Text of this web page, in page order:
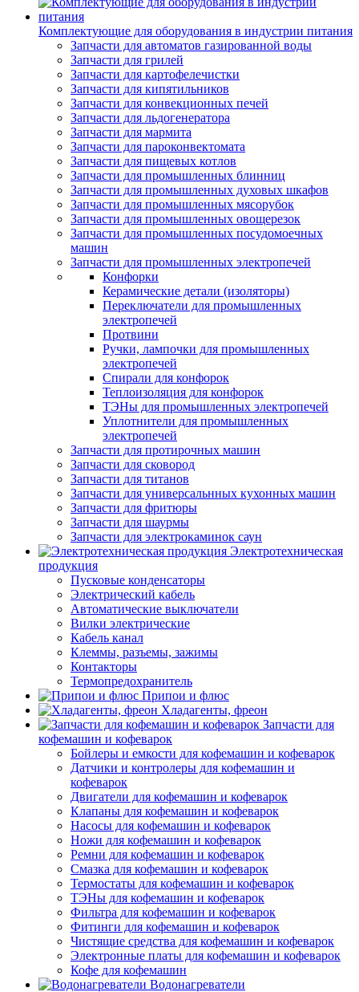
Комплектующие для оборудования в индустрии питания
Запчасти для автоматов газированной воды
Запчасти для грилей
Запчасти для картофелечистки
Запчасти для кипятильников
Запчасти для конвекционных печей
Запчасти для льдогенератора
Запчасти для мармита
Запчасти для пароконвектомата
Запчасти для пищевых котлов
Запчасти для промышленных блинниц
Запчасти для промышленных духовых шкафов
Запчасти для промышленных мясорубок
Запчасти для промышленных овощерезок
Запчасти для промышленных посудомоечных
машин
Запчасти для промышленных электропечей
Конфорки
Керамические детали (изоляторы)
Переключатели для промышленных
электропечей
Протвини
Ручки, лампочки для промышленных
электропечей
Спирали для конфорок
Теплоизоляция для конфорок
ТЭНы для промышленных электропечей
Уплотнители для промышленных
электропечей
Запчасти для протирочных машин
Запчасти для сковород
Запчасти для титанов
Запчасти для универсальнных кухонных машин
Запчасти для фритюры
Запчасти для шаурмы
Запчасти для электрокаминок саун
Электротехническая
продукция
Пусковые конденсаторы
Электрический кабель
Автоматические выключатели
Вилки электрические
Кабель канал
Клеммы, разъемы, зажимы
Контакторы
Термопредохранитель
Припои и флюс
Хладагенты, фреон
Запчасти для
кофемашин и кофеварок
Бойлеры и емкости для кофемашин и кофеварок
Датчики и контролеры для кофемашин и
кофеварок
Двигатели для кофемашин и кофеварок
Клапаны для кофемашин и кофеварок
Насосы для кофемашин и кофеварок
Ножи для кофемашин и кофеварок
Ремни для кофемашин и кофеварок
Смазка для кофемашин и кофеварок
Термостаты для кофемашин и кофеварок
ТЭНы для кофемашин и кофеварок
Фильтра для кофемашин и кофеварок
Фитинги для кофемашин и кофеварок
Чистящие средства для кофемашин и кофеварок
Электронные платы для кофемашин и кофеварок
Кофе для кофемашин
Водонагреватели